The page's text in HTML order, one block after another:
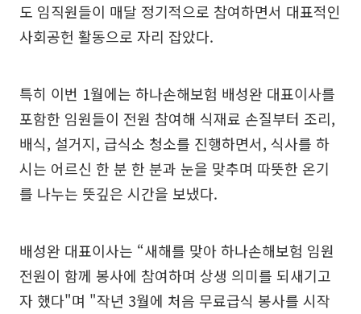
도 임직원들이 매달 정기적으로 참여하면서 대표적인
사회공헌 활동으로 자리 잡았다.
특히 이번 1월에는 하나손해보험 배성완 대표이사를
포함한 임원들이 전원 참여해 식재료 손질부터 조리,
배식, 설거지, 급식소 청소를 진행하면서, 식사를 하
시는 어르신 한 분 한 분과 눈을 맞추며 따뜻한 온기
를 나누는 뜻깊은 시간을 보냈다.
배성완 대표이사는 “새해를 맞아 하나손해보험 임원
전원이 함께 봉사에 참여하며 상생 의미를 되새기고
자 했다"며 "작년 3월에 처음 무료급식 봉사를 시작